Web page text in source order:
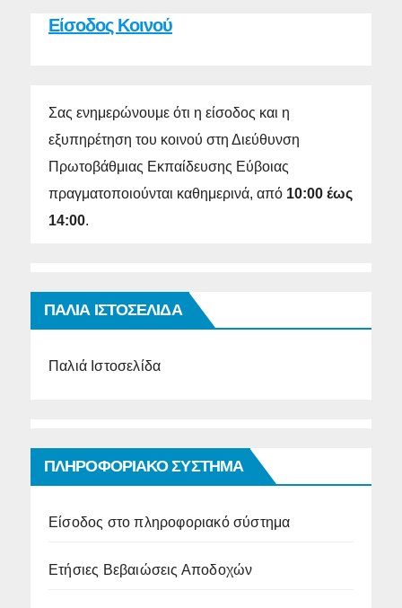
Είσοδος Κοινού
Σας ενημερώνουμε ότι η είσοδος και η
εξυπηρέτηση του κοινού στη Διεύθυνση
Πρωτοβάθμιας Εκπαίδευσης Εύβοιας
πραγματοποιούνται καθημερινά, από 10:00 έως
14:00.
ΠΑΛΙΑ ΙΣΤΟΣΕΛΙΔΑ
Παλιά Ιστοσελίδα
ΠΛΗΡΟΦΟΡΙΑΚΟ ΣΥΣΤΗΜΑ
Είσοδος στο πληροφοριακό σύστημα
Ετήσιες Βεβαιώσεις Αποδοχών